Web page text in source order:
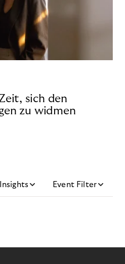
sich den
zu widmen
Event Filter